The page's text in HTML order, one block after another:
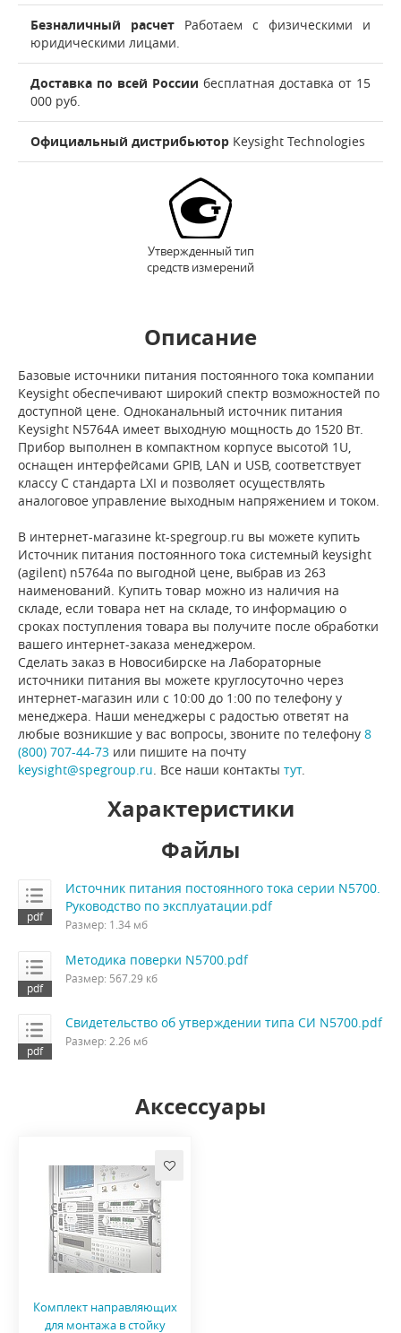
Безналичный расчет Работаем с физическими и
юридическими лицами.
Доставка по всей России бесплатная доставка от 15
000 руб.
Официальный дистрибьютор Keysight Technologies
Утвержденный тип
средств измерений
Описание
Базовые источники питания постоянного тока компании
Keysight обеспечивают широкий спектр возможностей по
доступной цене. Одноканальный источник питания
Keysight N5764A имеет выходную мощность до 1520 Вт.
Прибор выполнен в компактном корпусе высотой 1U,
оснащен интерфейсами GPIB, LAN и USB, соответствует
классу C стандарта LXI и позволяет осуществлять
аналоговое управление выходным напряжением и током.
В интернет-магазине kt-spegroup.ru вы можете купить
Источник питания постоянного тока системный keysight
(agilent) n5764a по выгодной цене, выбрав из 263
наименований. Купить товар можно из наличия на
складе, если товара нет на складе, то информацию о
сроках поступления товара вы получите после обработки
вашего интернет-заказа менеджером.
Сделать заказ в Новосибирске на Лабораторные
источники питания вы можете круглосуточно через
интернет-магазин или с 10:00 до 1:00 по телефону у
менеджера. Наши менеджеры с радостью ответят на
любые возникшие у вас вопросы, звоните по телефону 8
(800) 707-44-73 или пишите на почту
keysight@spegroup.ru. Все наши контакты тут.
Характеристики
Файлы
Источник питания постоянного тока серии N5700.
Руководство по эксплуатации.pdf
Размер: 1.34 мб
Методика поверки N5700.pdf
Размер: 567.29 кб
Свидетельство об утверждении типа СИ N5700.pdf
Размер: 2.26 мб
Аксессуары
Комплект направляющих
для монтажа в стойку